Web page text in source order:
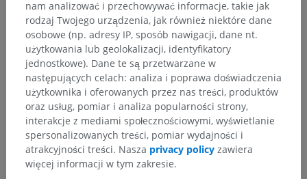
zanim staną się powierzchowne; gałąź dwunastego nerwu
piersiowego osiąga na przykład skórę tuż powyżej grzebienia
kości biodrowej.
Czy jest jakiś problem z tym tłumaczeniem? ZGŁOŚ
Odnośniki
This definition incorporates text from a public domain edition of Gray's
Anatomy (20th U.S. edition of Gray's Anatomy of the Human Body,
nam analizować i przechowywać informacje, takie jak
rodzaj Twojego urządzenia, jak również niektóre dane
osobowe (np. adresy IP, sposób nawigacji, dane nt.
użytkowania lub geolokalizacji, identyfikatory
jednostkowe). Dane te są przetwarzane w
następujących celach: analiza i poprawa doświadczenia
użytkownika i oferowanych przez nas treści, produktów
oraz usług, pomiar i analiza popularności strony,
interakcje z mediami społecznościowymi, wyświetlanie
spersonalizowanych treści, pomiar wydajności i
atrakcyjności treści. Nasza privacy policy zawiera
więcej informacji w tym zakresie.